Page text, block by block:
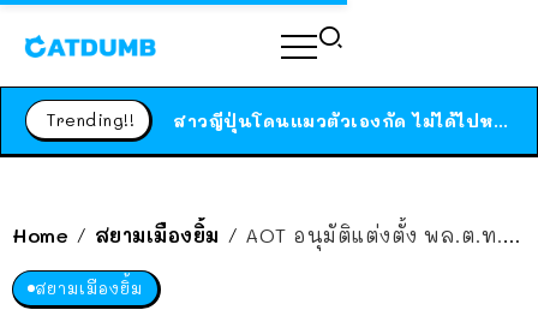
Trending!! ได้เวลาเด็กหนวดรวมตัว RF Online Next เปิดให้เล่นแล้ว เกม Sci-Fi MMORPG ระดับตำนาน เล่นได้ทั้งมือถือและ PC
Home / สยามเมืองยิ้ม / AOT อนุมัติแต่งตั้ง พล.ต.ท.จิรภพ ภูริเดช นั่งแท่นกรรมการ
สยามเมืองยิ้ม